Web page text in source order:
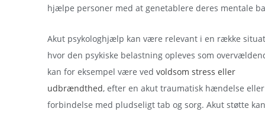
hjælpe personer med at genetablere deres mentale
Akut psykologhjælp kan være relevant i en række
hvor den psykiske belastning opleves som
kan for eksempel være ved voldsom stress eller
udbrændthed, efter en akut traumatisk hændelse
forbindelse med pludseligt tab og sorg. Akut støtte